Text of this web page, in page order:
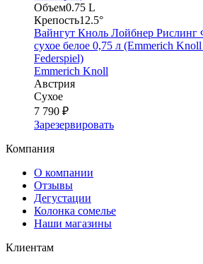
Объем0.75 L
Крепость12.5°
Вайнгут Кноль Лойбнер
сухое белое 0,75 л (Emmerich
Federspiel)
Emmerich Knoll
Австрия
Сухое
7 790 ₽
Зарезервировать
Компания
О компании
Отзывы
Дегустации
Колонка сомелье
Наши магазины
Клиентам